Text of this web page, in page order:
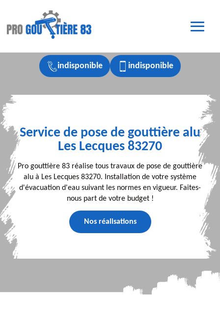
indisponible indisponible
Service de pose de gouttière alu
Les Lecques 83270
Pro gouttière 83 réalise tous travaux de pose de gouttière
alu à Les Lecques 83270. Installation de votre système
d'évacuation d'eau suivant les normes en vigueur. Faites-
nous part de votre budget !
Nos réalisations